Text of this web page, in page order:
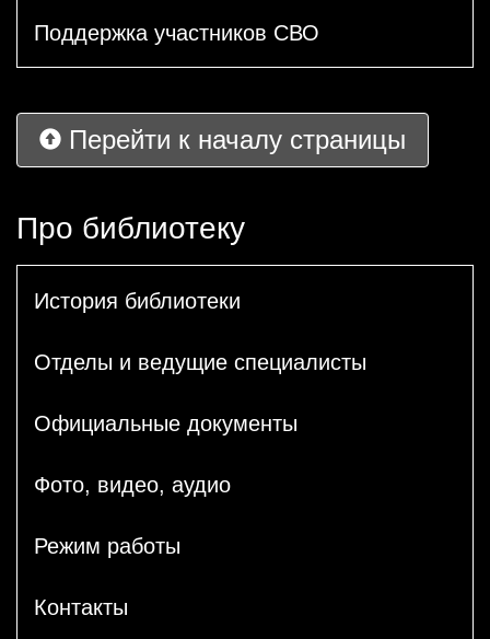
Поддержка участников СВО
Перейти к началу страницы
Про библиотеку
История библиотеки
Отделы и ведущие специалисты
Официальные документы
Фото, видео, аудио
Режим работы
Контакты